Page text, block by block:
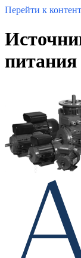
Перейти к
питания